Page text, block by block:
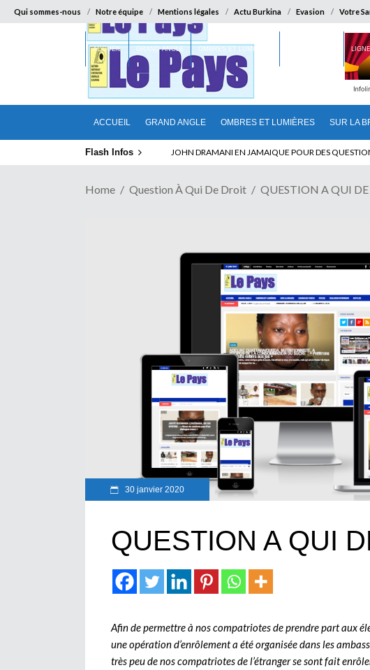
Qui sommes-nous Notre équipe Mentions légales Actu Burkina Evasion Votre
ACCUEIL GRAND ANGLE OMBRES ET LUMIÈRES SUR LA
ACCUEIL GRAND ANGLE OMBRES ET LUMIÈRES
Flash Infos ELECTION DE TALON A LA TETE DU SENAT
Home Question À Qui De Droit QUESTION A QUI
30 janvier 2020
QUESTION A QUI
Afin de permettre à nos compatriotes de prendre part aux
une opération d’enrôlement a été organisée dans les
très peu de nos compatriotes de l’étranger se sont fait